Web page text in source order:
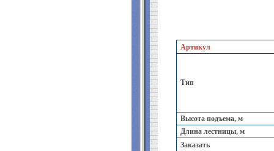
Артикул
Тип
Высота подъема, м
Длина лестницы, м
Заказать